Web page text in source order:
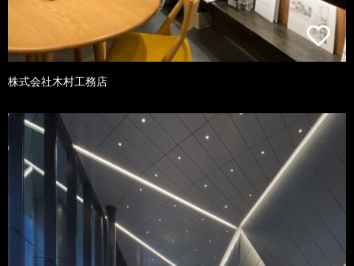
株式会社木村工務店